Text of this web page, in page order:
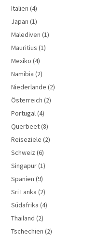
Italien (4)
Japan (1)
Malediven (1)
Mauritius (1)
Mexiko (4)
Namibia (2)
Niederlande (2)
Österreich (2)
Portugal(4)
Querbeet(8)
Reiseziele (2)
Schweiz (6)
Singapur(1)
Spanien (9)
Sri Lanka (2)
Südafrika (4)
Thailand (2)
Tschechien (2)